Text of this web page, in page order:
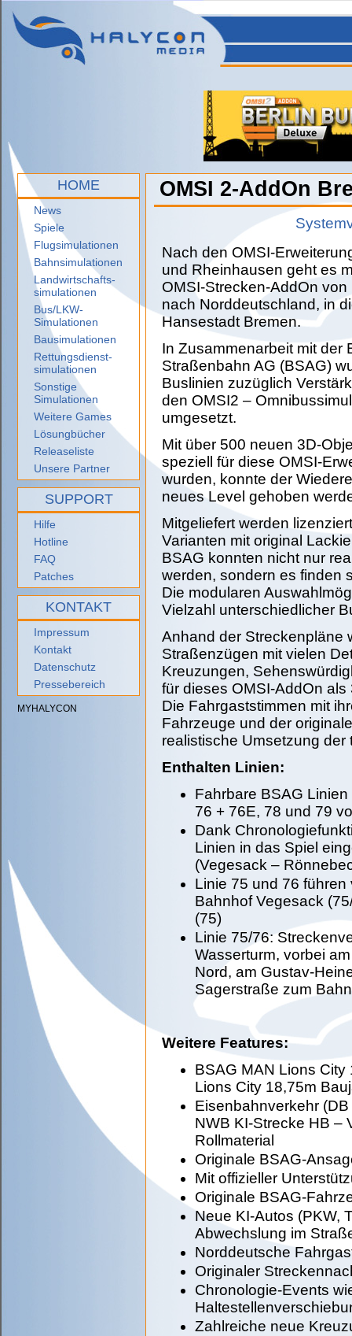
HOME
News
Spiele
Flugsimulationen
Bahnsimulationen
Landwirtschafts-
simulationen
Bus/LKW-
Simulationen
Bausimulationen
Rettungsdienst-
simulationen
Sonstige
Simulationen
Weitere Games
Lösungbücher
Releaseliste
Unsere Partner
SUPPORT
Hilfe
Hotline
FAQ
Patches
KONTAKT
Impressum
Kontakt
Datenschutz
Pressebereich
MYHALYCON
OMSI 2-AddOn
Nach den OMSI-
und Rheinhausen geht es
OMSI-Strecken-AddOn
nach Norddeutschland, in
Hansestadt Bremen.
In Zusammenarbeit mit der
Straßenbahn AG (BSAG)
Buslinien zuzüglich
den OMSI2 –
umgesetzt.
Mit über 500 neuen 3D-
speziell für diese OMSI-
wurden, konnte der
neues Level gehoben
Mitgeliefert werden
Varianten mit original
BSAG konnten nicht nur
werden, sondern es finden
Die modularen
Vielzahl unterschiedlicher
Anhand der Streckenpläne
Straßenzügen mit vielen
Kreuzungen,
für dieses OMSI-AddOn
Die Fahrgaststimmen mit
Fahrzeuge und der
realistische Umsetzung
Enthalten Linien:
Fahrbare BSAG
76 + 76E, 78 und 79
Dank
Linien in das Spiel
(Vegesack –
Linie 75 und 76
Bahnhof Vegesack
(75)
Linie 75/76:
Wasserturm, vorbei
Nord, am Gustav-
Sagerstraße zum
Weitere Features:
BSAG MAN Lions
Lions City 18,75m
Eisenbahnverkehr
NWB KI-Strecke HB –
Rollmaterial
Originale BSAG-
Mit offizieller
Originale BSAG-
Neue KI-Autos (PKW,
Abwechslung im
Norddeutsche
Originaler
Chronologie-Events
Zahlreiche neue